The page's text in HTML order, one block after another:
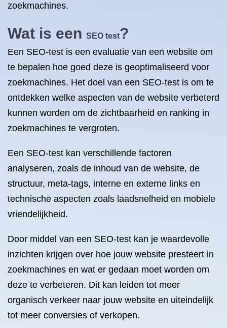
zoekmachines.
Wat is een SEO test?
Een SEO-test is een evaluatie van een website om
te bepalen hoe goed deze is geoptimaliseerd voor
zoekmachines. Het doel van een SEO-test is om te
ontdekken welke aspecten van de website verbeterd
kunnen worden om de zichtbaarheid en ranking in
zoekmachines te vergroten.
Een SEO-test kan verschillende factoren
analyseren, zoals de inhoud van de website, de
structuur, meta-tags, interne en externe links en
technische aspecten zoals laadsnelheid en mobiele
vriendelijkheid.
Door middel van een SEO-test kan je waardevolle
inzichten krijgen over hoe jouw website presteert in
zoekmachines en wat er gedaan moet worden om
deze te verbeteren. Dit kan leiden tot meer
organisch verkeer naar jouw website en uiteindelijk
tot meer conversies of verkopen.